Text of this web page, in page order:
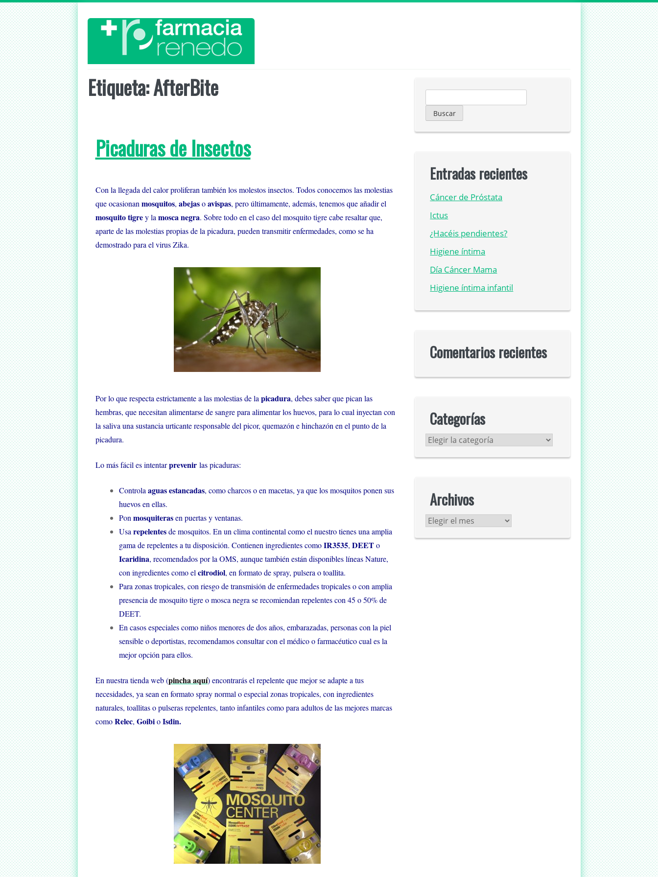
Skip
to
content
Etiqueta:AfterBite
Picaduras de Insectos
Con la llegada del calor proliferan también los molestos insectos. Todos conocemos las molestias
que ocasionan mosquitos, abejasoavispas, pero últimamente, además, tenemos que añadir el
mosquito tigrey la mosca negra. Sobre todo en el caso del mosquito tigre cabe resaltar que,
aparte de las molestias propias de la picadura, pueden transmitir enfermedades, como se ha
demostrado para el virus Zika.
Por lo que respecta estrictamente a las molestias de la picadura, debes saber que pican las
hembras, que necesitan alimentarse de sangre para alimentar los huevos, para lo cual inyectan con
la saliva una sustancia urticante responsable del picor, quemazón e hinchazón en el punto de la
picadura.
Lo más fácil es intentarprevenirlas picaduras:
Controla aguas estancadas, como charcos o en macetas, ya que los mosquitos ponen sus
huevos en ellas.
Pon mosquiterasen puertas y ventanas.
Usa repelentesde mosquitos. En un clima continental como el nuestro tienes una amplia
gama de repelentes a tu disposición. Contienen ingredientes comoIR3535, DEETo
Icaridina, recomendados por la OMS, aunque también están disponibles líneas Nature,
con ingredientes como el citrodiol, en formato de spray, pulsera o toallita.
Para zonas tropicales, con riesgo de transmisión de enfermedades tropicales o con amplia
presencia de mosquito tigre o mosca negra se recomiendan repelentes con 45 o 50% de
DEET.
En casos especiales como niños menores de dos años, embarazadas, personas con la piel
sensible o deportistas, recomendamos consultar con el médico o farmacéutico cual es la
mejor opción para ellos.
En nuestra tienda web (pincha aquí) encontrarás el repelente que mejor se adapte a tus
necesidades, ya sean en formato spray normal o especial zonas tropicales, con ingredientes
naturales, toallitas o pulseras repelentes, tanto infantiles como para adultos de las mejores marcas
comoRelec, GoibioIsdin.
Entradas recientes
Cáncer de Próstata
Ictus
¿Hacéis pendientes?
Higiene íntima
Día Cáncer Mama
Higiene íntima infantil
Comentarios recientes
Categorías
Categorías
Archivos
Archivos